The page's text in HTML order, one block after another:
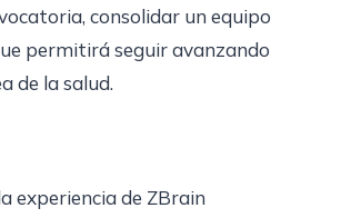
consolidar un equipo
permitirá seguir avanzando
de la salud.
experiencia de ZBrain